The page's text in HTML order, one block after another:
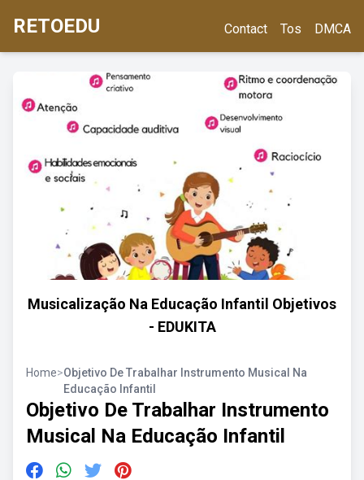
RETOEDU Contact Tos DMCA
Musicalização Na Educação Infantil Objetivos
- EDUKITA
Home>Objetivo De Trabalhar Instrumento Musical Na
Educação Infantil
Objetivo De Trabalhar Instrumento
Musical Na Educação Infantil